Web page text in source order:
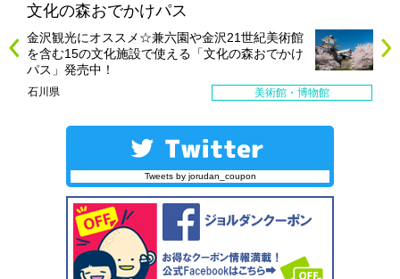
文化の森おでかけパス
金沢観光にオススメ☆兼六園や金沢21世紀美術館
を含む15の文化施設で使える「文化の森おでかけ
パス」発売中！
石川県 美術館・博物館
Tweets by jorudan_coupon